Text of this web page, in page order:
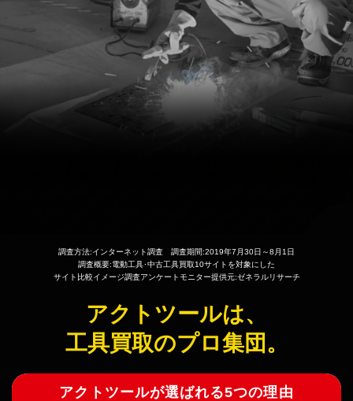
調査方法:インターネット調査 調査期間:2019年7月30日～8月1日
調査概要:電動工具･中古工具買取10サイトを対象にした
サイト比較イメージ調査アンケートモニター提供元:ゼネラルリサーチ
アクトツールは、
工具買取のプロ集団。
アクトツールが選ばれる5つの理由